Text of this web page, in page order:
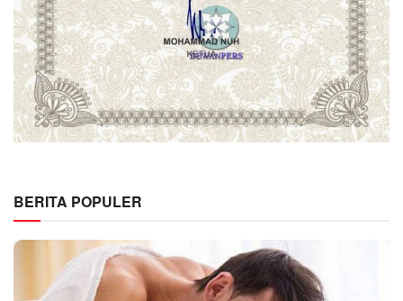
BERITA POPULER